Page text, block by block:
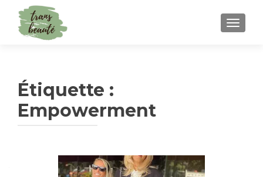
Étiquette :
Empowerment